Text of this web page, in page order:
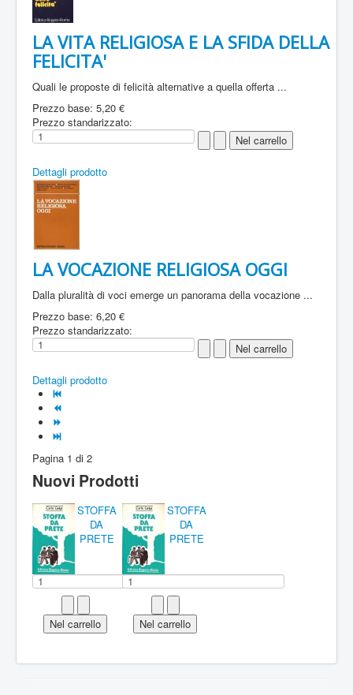
LA VITA RELIGIOSA E LA SFIDA DELLA
FELICITA'
Quali le proposte di felicità alternative a quella offerta ...
Prezzo base: 5,20 €
Prezzo standarizzato:
Dettagli prodotto
LA VOCAZIONE RELIGIOSA OGGI
Dalla pluralità di voci emerge un panorama della vocazione ...
Prezzo base: 6,20 €
Prezzo standarizzato:
Dettagli prodotto
Pagina 1 di 2
Nuovi Prodotti
STOFFA
DA
PRETE
STOFFA
DA
PRETE